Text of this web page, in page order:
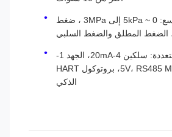
نطاق قياس واسع: 0 ~ 5kPa إلى 3MPa ، ضغط
المطلق والضغط السلبي
مخرجات إشارة متعددة: سلكين 4-20mA، الجهد 1-
5V، RS485 MODBUS RTU، بروتوكول HART
الذكي